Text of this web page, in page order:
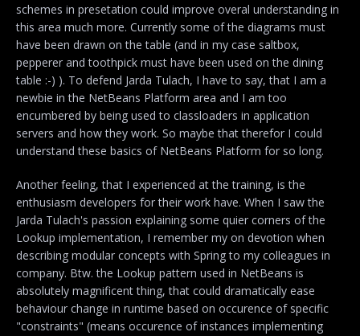
schemes in presetation could improve overal understanding in
this area much more. Currently some of the diagrams must
have been drawn on the table (and in my case saltbox,
pepperer and toothpick must have been used on the dining
table :-) ). To defend Jarda Tulach, I have to say, that I am a
newbie in the NetBeans Platform area and I am too
encumbered by being used to classloaders in application
servers and how they work. So maybe that therefor I could
understand these basics of NetBeans Platform for so long.
Another feeling, that I experienced at the training, is the
enthusiasm developers for their work have. When I saw the
Jarda Tulach's passion explaining some quier corners of the
Lookup implementation, I remember my on devotion when
describing modular concepts with Spring to my colleagues in
company. Btw. the Lookup pattern used in NetBeans is
absolutely magnificent thing, that could dramatically ease
behaviour change in runtime based on occurence of specific
"constraints" (means occurence of instances implementing